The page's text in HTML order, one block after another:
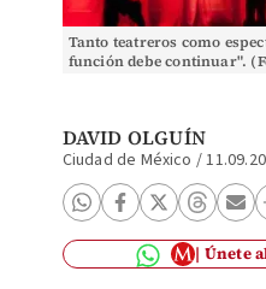
Tanto teatreros como
función debe continuar".
DAVID OLGUÍN
Ciudad de México /
Únete